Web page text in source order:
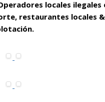
locales
restaurantes locales &